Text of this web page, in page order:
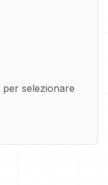
per selezionare